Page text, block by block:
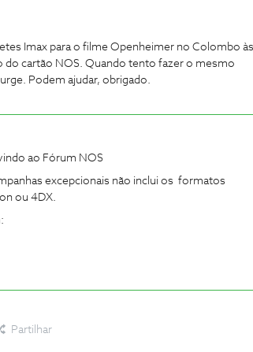
Imax para o filme Openheimer no Colombo
do cartão NOS. Quando tento fazer o mesmo
Podem ajudar, obrigado.
ao Fórum NOS
excepcionais não inclui os formatos
ou 4DX.
Partilhar